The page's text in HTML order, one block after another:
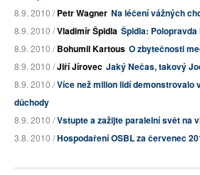
8.9. 2010 /Petr Wagner Na léčení vážných
8.9. 2010 /Vladimír Špidla Špidla: Polopravda
8.9. 2010 /Bohumil Kartous O zbytečnosti
8.9. 2010 /Jiří Jírovec Jaký Nečas, takový
8.9. 2010 /Více než milion lidí demonstrovalo
důchody
8.9. 2010 /Vstupte a zažijte paralelní svět na
3.8. 2010 /Hospodaření OSBL za červenec